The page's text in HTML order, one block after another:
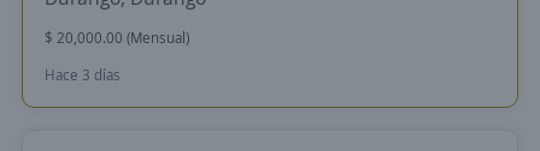
$ 20,000.00 (Mensual)
Hace 3 días